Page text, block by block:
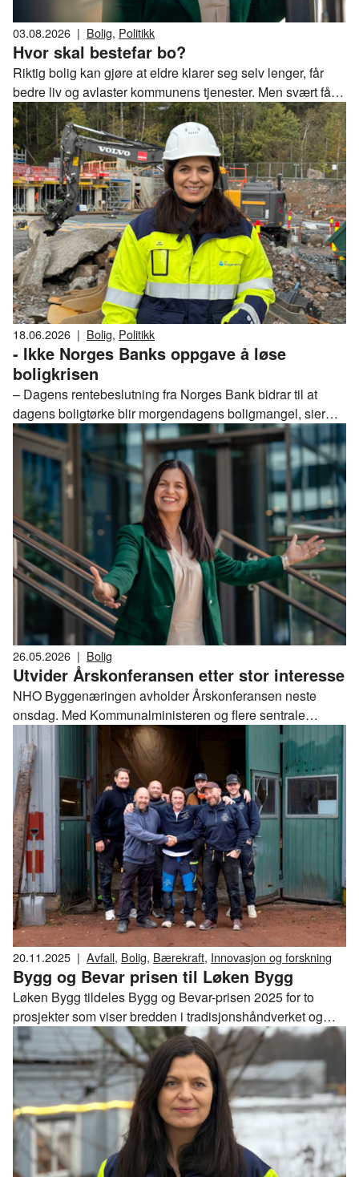
03.08.2026 | Bolig, Politikk
Hvor skal bestefar bo?
Riktig bolig kan gjøre at eldre klarer seg selv lenger, får
bedre liv og avlaster kommunens tjenester. Men svært få
kommuner har lagt en plan for å møte eldrebølgen viser
den siste rapporten fra Riksrevisjonen. Dette har vi skrevet
en kronikk om som står i flere lokalaviser rundt om i Norge.
18.06.2026 | Bolig, Politikk
- Ikke Norges Banks oppgave å løse
boligkrisen
– Dagens rentebeslutning fra Norges Bank bidrar til at
dagens boligtørke blir morgendagens boligmangel, sier
Nina Solli, adm. direktør i NHO Byggenæringen.
26.05.2026 | Bolig
Utvider Årskonferansen etter stor interesse
NHO Byggenæringen avholder Årskonferansen neste
onsdag. Med Kommunalministeren og flere sentrale
eksperter og aktører for byggenæringen i aksjon på scenen
er interessen for å delta så stor at lokalet allerede er fullt.
20.11.2025 | Avfall, Bolig, Bærekraft, Innovasjon og forskning
Bygg og Bevar prisen til Løken Bygg
Løken Bygg tildeles Bygg og Bevar-prisen 2025 for to
prosjekter som viser bredden i tradisjonshåndverket og
evnen til å løse komplekse oppgaver.